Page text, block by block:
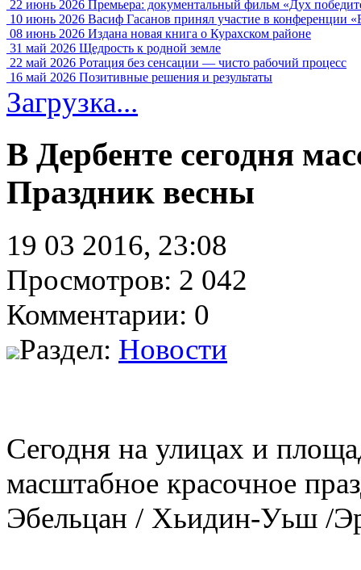
22 июнь 2026 Премьера: документальный фильм «Дух
10 июнь 2026 Васиф Гасанов принял участие в конференции
08 июнь 2026 Издана новая книга о Курахском районе
31 май 2026 Щедрость к родной земле
22 май 2026 Ротация без сенсации — чисто рабочий процесс
16 май 2026 Позитивные решения и результаты
Загрузка...
В Дербенте сегодня
Праздник весны
19 03 2016, 23:08
Просмотров: 2 042
Комментарии: 0
Раздел: Новости
Сегодня на улицах и
масштабное красочное
Эбельцан / Хьидин-Уьш /